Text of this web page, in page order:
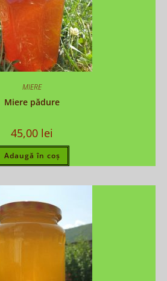
MIERE
Miere pădure
45,00 lei
Adaugă în coș